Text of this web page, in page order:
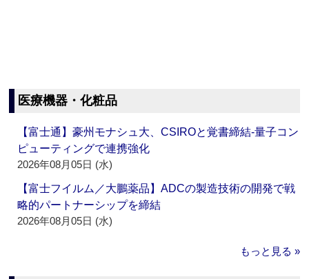
医療機器・化粧品
【富士通】豪州モナシュ大、CSIROと覚書締結‐量子コン
ピューティングで連携強化
2026年08月05日 (水)
【富士フイルム／大鵬薬品】ADCの製造技術の開発で戦
略的パートナーシップを締結
2026年08月05日 (水)
もっと見る »